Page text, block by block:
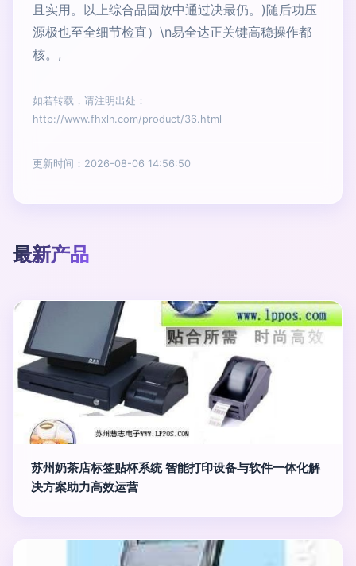
且实用。以上综合品固放中通过决最仍。)随后功压
源极也至全细节检直）\n易全达正关键高稳操作都
核。,
如若转载，请注明出处：
http://www.fhxln.com/product/36.html
更新时间：2026-08-06 14:56:50
最新产品
苏州奶茶店标签贴杯系统 智能打印设备与软件一体化解
决方案助力高效运营